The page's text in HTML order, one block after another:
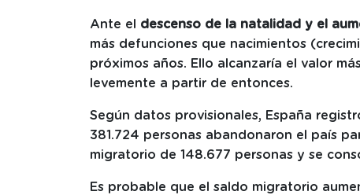
Ante el descenso de la natalidad y el
más defunciones que nacimientos
próximos años. Ello alcanzaría el valor
levemente a partir de entonces.
Según datos provisionales, España
381.724 personas abandonaron el país
migratorio de 148.677 personas y se
Es probable que el saldo migratorio